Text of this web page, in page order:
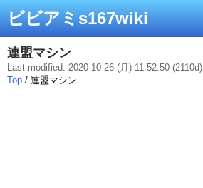
ビビアミs167wiki
連盟マシン
Last-modified: 2020-10-26 (月) 11:52:50 (2110d)
Top / 連盟マシン